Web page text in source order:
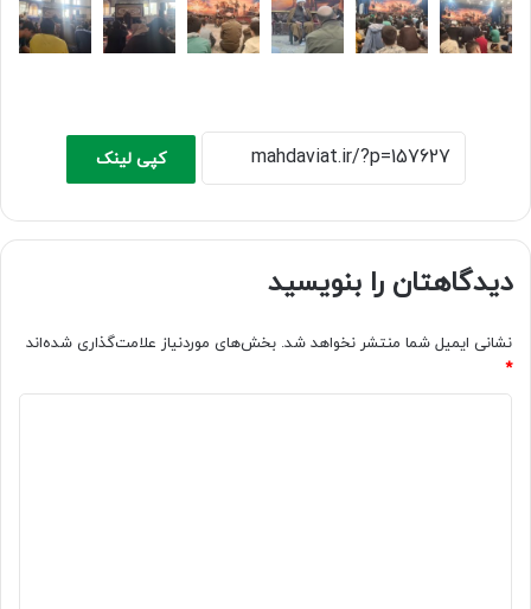
کپی لینک
دیدگاهتان را بنویسید
نشانی ایمیل شما منتشر نخواهد شد. بخش‌های موردنیاز علامت‌گذاری شده‌اند
*